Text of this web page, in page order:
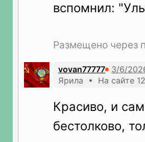
вспомнил:
Размещено через
vovan77777
Ярила • На сайте
Красиво, и
бестолково,